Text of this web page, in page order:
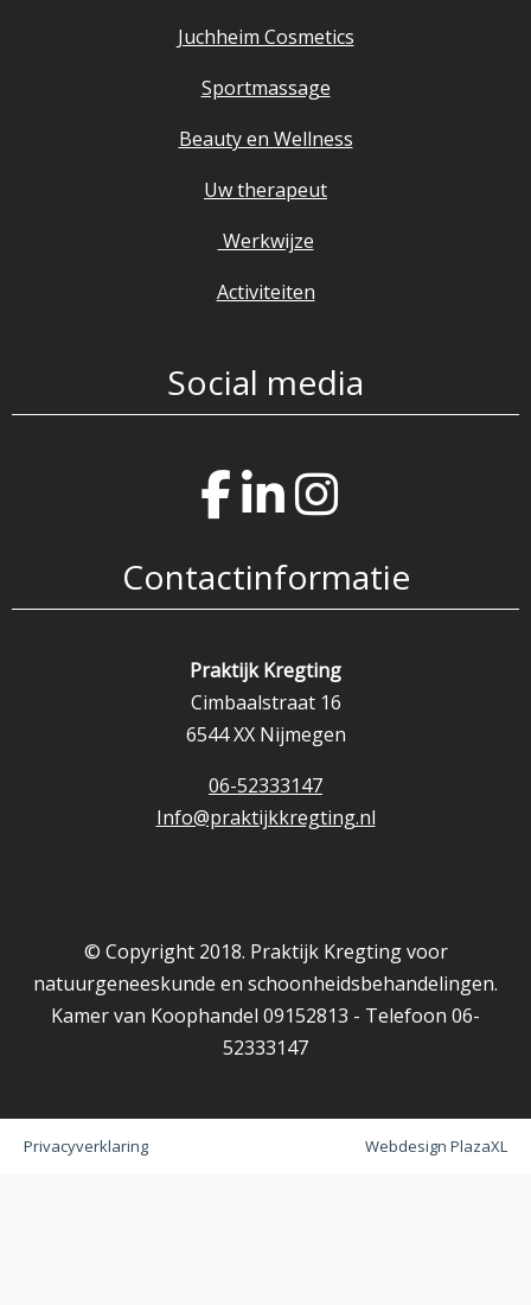
Juchheim Cosmetics
Sportmassage
Beauty en Wellness
Uw therapeut
Werkwijze
Activiteiten
Social media
Contactinformatie
Praktijk Kregting
Cimbaalstraat 16
6544 XX Nijmegen
06-52333147
Info@praktijkkregting.nl
© Copyright 2018. Praktijk Kregting voor
natuurgeneeskunde en schoonheidsbehandelingen.
Kamer van Koophandel 09152813 - Telefoon 06-
52333147
Privacyverklaring Webdesign PlazaXL